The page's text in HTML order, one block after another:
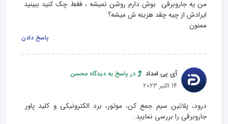
من یه جاروبرقی  بوش دارم روشن نمیشه ، فقط چک کنید ببینید
ممنون
پاسخ دادن
آی پی امداد
در پاسخ به دیدگاه محسن
14 اکتبر 2023
درود، پلاتین سیم جمع کن، موتور، برد الکترونیکی و کلید پاور
جاروبرقی را بررسی نمایید.